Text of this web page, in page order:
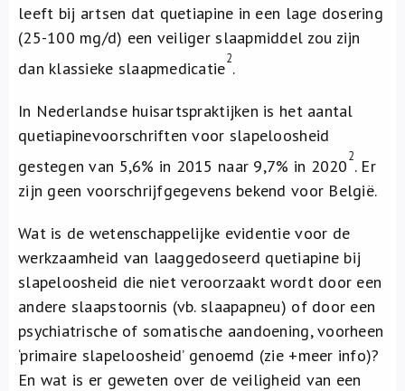
leeft bij artsen dat quetiapine in een lage dosering
(25-100 mg/d) een veiliger slaapmiddel zou zijn
dan klassieke slaapmedicatie2.
In Nederlandse huisartspraktijken is het aantal
quetiapinevoorschriften voor slapeloosheid
gestegen van 5,6% in 2015 naar 9,7% in 20202. Er
zijn geen voorschrijfgegevens bekend voor België.
Wat is de wetenschappelijke evidentie voor de
werkzaamheid van laaggedoseerd quetiapine bij
slapeloosheid die niet veroorzaakt wordt door een
andere slaapstoornis (vb. slaapapneu) of door een
psychiatrische of somatische aandoening, voorheen
‘primaire slapeloosheid’ genoemd (zie +meer info)?
En wat is er geweten over de veiligheid van een